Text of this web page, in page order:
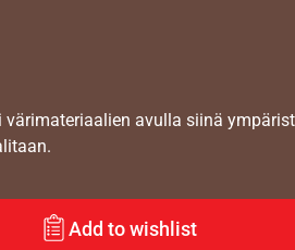
avulla siinä
Add to wishlist